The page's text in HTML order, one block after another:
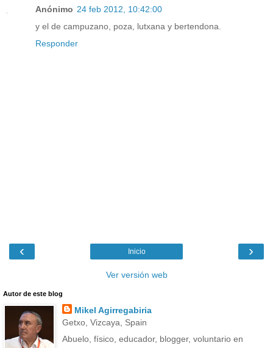
Anónimo 24 feb 2012, 10:42:00
y el de campuzano, poza, lutxana y bertendona.
Responder
‹ ›
Inicio
Ver versión web
Autor de este blog
Mikel Agirregabiria
Getxo, Vizcaya, Spain
Abuelo, físico, educador, blogger, voluntario en